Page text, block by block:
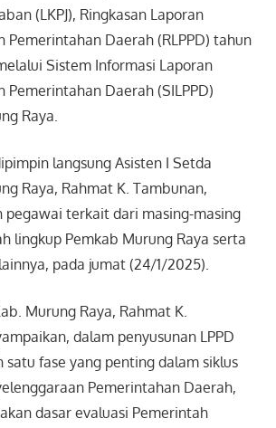
(LKPJ), Ringkasan Laporan
Pemerintahan Daerah (RLPPD) tahun
Sistem Informasi Laporan
Pemerintahan Daerah (SILPPD)
Raya.
langsung Asisten I Setda
Raya, Rahmat K. Tambunan,
pegawai terkait dari masing-masing
lingkup Pemkab Murung Raya serta
pada jumat (24/1/2025).
Murung Raya, Rahmat K.
dalam penyusunan LPPD
satu fase yang penting dalam siklus
Pemerintahan Daerah,
dasar evaluasi Pemerintah